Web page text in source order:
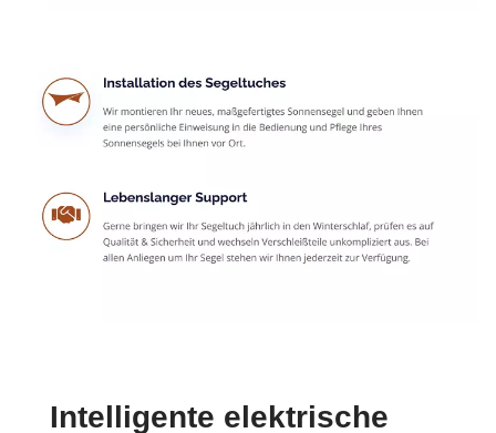
Intelligente elektrische